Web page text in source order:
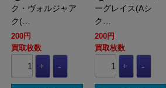
ク・ヴォルジャア
ク(…
200円
買取枚数
ーグレイス(Aシ
ク…
200円
買取枚数